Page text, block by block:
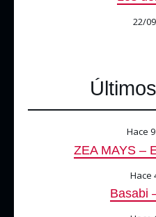
22/
Hace
ZEA MAYS –
Hace
Basabi